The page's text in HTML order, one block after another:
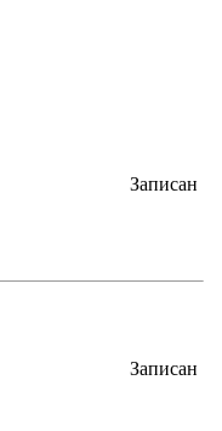
Записан
Записан